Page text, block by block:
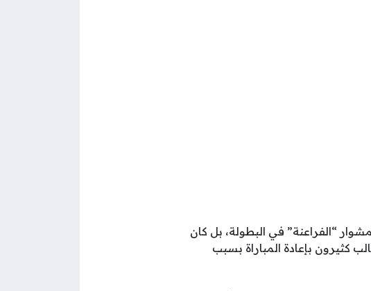
مجرد نهاية لمشوار “الفراعنة” في البطولة، بل كان
كثيرون بإعادة المباراة بسبب